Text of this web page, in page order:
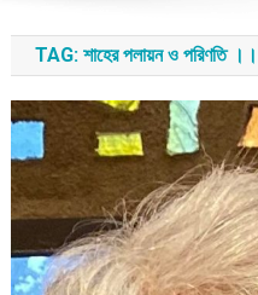
TAG: শাহের পলায়ন ও পরিণতি